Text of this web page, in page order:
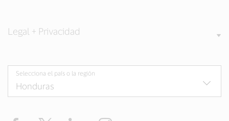
Legal + Privacidad
Selecciona el país o la región